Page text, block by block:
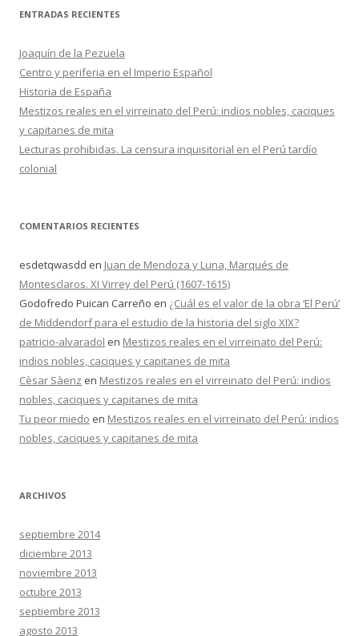
c
r
:
ENTRADAS RECIENTES
Joaquín de la Pezuela
Centro y periferia en el Imperio Español
Historia de España
Mestizos reales en el virreinato del Perú: indios nobles, caciques
y capitanes de mita
Lecturas prohibidas. La censura inquisitorial en el Perú tardío
colonial
COMENTARIOS RECIENTES
esdetqwasdd en Juan de Mendoza y Luna, Marqués de
Montesclaros. XI Virrey del Perú (1607-1615)
Godofredo Puican Carreño en ¿Cuál es el valor de la obra ‘El Perú’
de Middendorf para el estudio de la historia del siglo XIX?
patricio-alvaradol en Mestizos reales en el virreinato del Perú:
indios nobles, caciques y capitanes de mita
Cèsar Sàenz en Mestizos reales en el virreinato del Perú: indios
nobles, caciques y capitanes de mita
Tu peor miedo en Mestizos reales en el virreinato del Perú: indios
nobles, caciques y capitanes de mita
ARCHIVOS
septiembre 2014
diciembre 2013
noviembre 2013
octubre 2013
septiembre 2013
agosto 2013